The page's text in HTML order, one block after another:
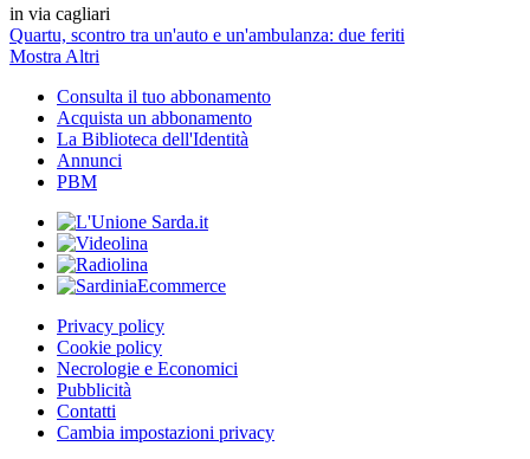
in via cagliari
Quartu, scontro tra un'auto e un'ambulanza: due feriti
Mostra Altri
Consulta il tuo abbonamento
Acquista un abbonamento
La Biblioteca dell'Identità
Annunci
PBM
Privacy policy
Cookie policy
Necrologie e Economici
Pubblicità
Contatti
Cambia impostazioni privacy